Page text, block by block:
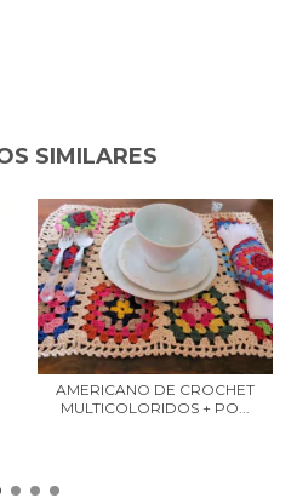
SIMILARES
AMERICANO DE CROCHET
MULTICOLORIDOS + PO...